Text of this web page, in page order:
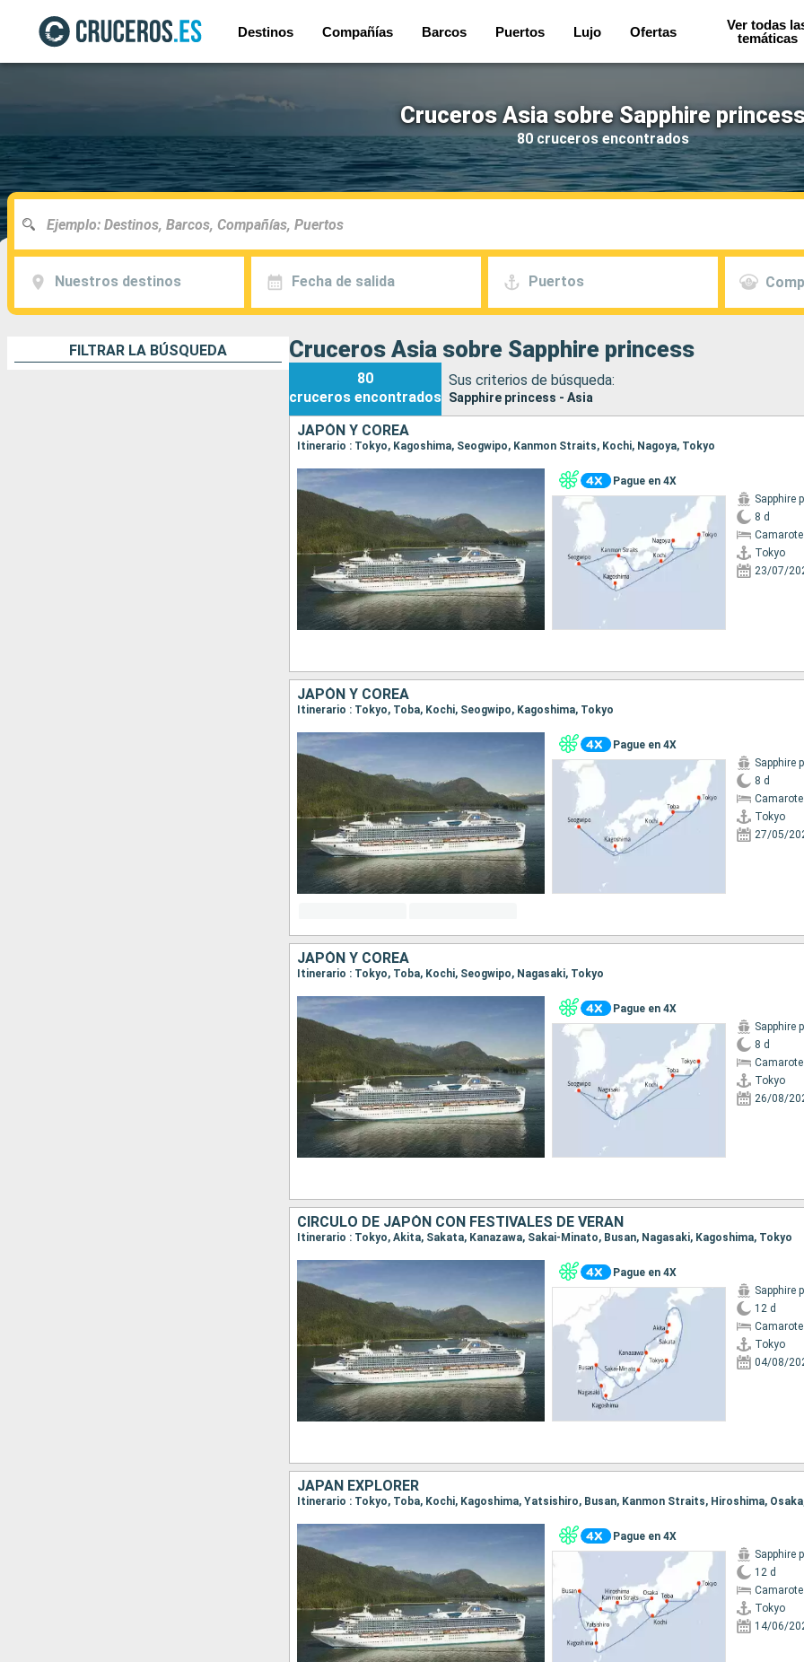
Destinos Compañías Barcos Puertos Lujo Ofertas
Ver todas
temáticas
Cruceros Asia sobre Sapphire
80 cruceros encontrados
Nuestros destinos Fecha de salida Puertos
FILTRAR LA BÚSQUEDA Cruceros Asia sobre Sapphire princess
80
cruceros encontrados
Sus criterios de búsqueda:
Sapphire princess - Asia
JAPÓN Y COREA
Itinerario : Tokyo, Kagoshima, Seogwipo, Kanmon Straits, Kochi, Nagoya, Tokyo
Pague en 4X
Sapphire
8 d
Tokyo
23/07/
JAPÓN Y COREA
Itinerario : Tokyo, Toba, Kochi, Seogwipo, Kagoshima, Tokyo
Pague en 4X
Sapphire
8 d
Tokyo
27/05/
JAPÓN Y COREA
Itinerario : Tokyo, Toba, Kochi, Seogwipo, Nagasaki, Tokyo
Pague en 4X
Sapphire
8 d
Tokyo
26/08/
CÍRCULO DE JAPÓN CON FESTIVALES DE VERAN
Itinerario : Tokyo, Akita, Sakata, Kanazawa, Sakai-Minato, Busan, Nagasaki, Kagoshima, Tokyo
Pague en 4X
Sapphire
12 d
Tokyo
04/08/
JAPAN EXPLORER
Itinerario : Tokyo, Toba, Kochi, Kagoshima, Yatsishiro, Busan, Kanmon Straits, Hiroshima,
Pague en 4X
Sapphire
12 d
Tokyo
14/06/